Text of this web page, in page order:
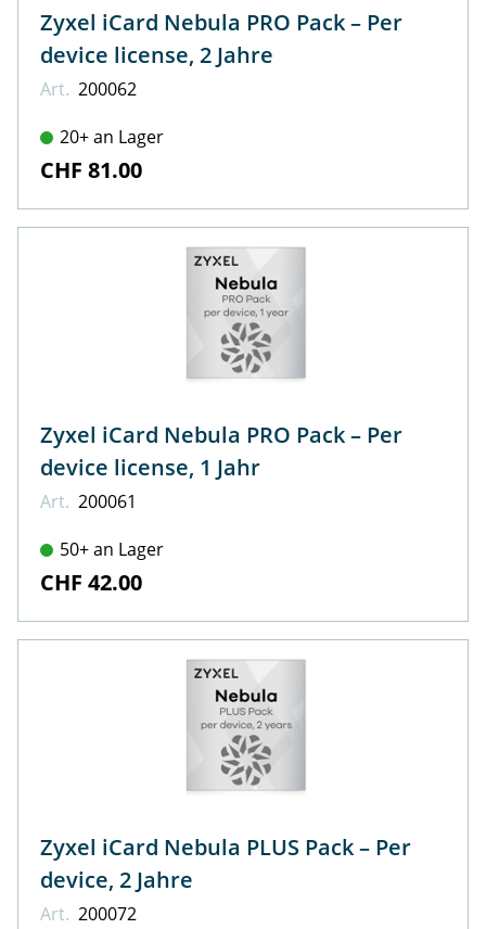
Zyxel iCard Nebula PRO Pack – Per
device license, 2 Jahre
Art. 200062
20+ an Lager
CHF 81.00
Zyxel iCard Nebula PRO Pack – Per
device license, 1 Jahr
Art. 200061
50+ an Lager
CHF 42.00
Zyxel iCard Nebula PLUS Pack – Per
device, 2 Jahre
Art. 200072